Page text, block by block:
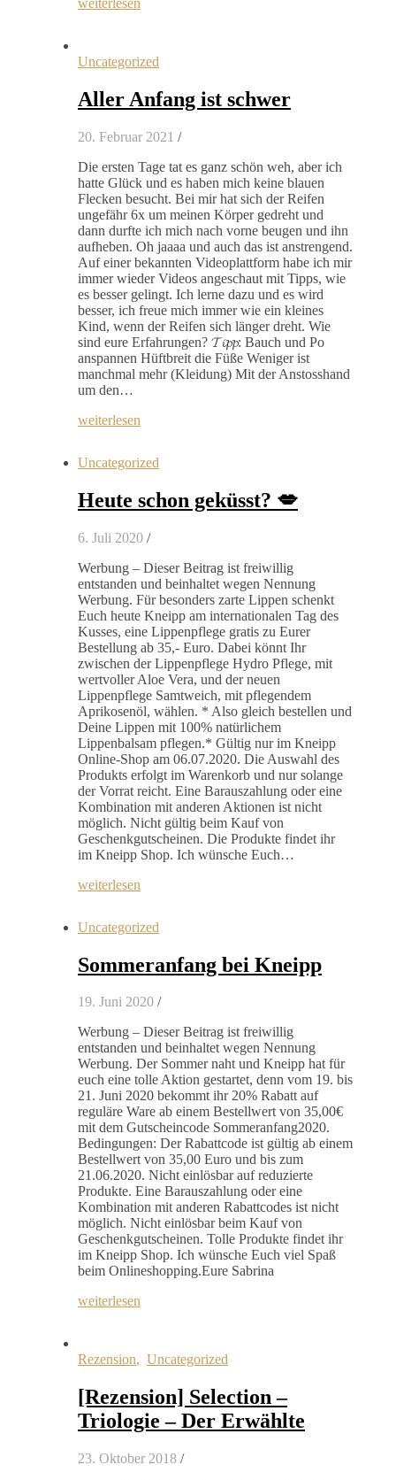
weiterlesen
Uncategorized
Aller Anfang ist schwer
20. Februar 2021 /
Die ersten Tage tat es ganz schön weh, aber ich
hatte Glück und es haben mich keine blauen
Flecken besucht. Bei mir hat sich der Reifen
ungefähr 6x um meinen Körper gedreht und
dann durfte ich mich nach vorne beugen und ihn
aufheben. Oh jaaaa und auch das ist anstrengend.
Auf einer bekannten Videoplattform habe ich mir
immer wieder Videos angeschaut mit Tipps, wie
es besser gelingt. Ich lerne dazu und es wird
besser, ich freue mich immer wie ein kleines
Kind, wenn der Reifen sich länger dreht. Wie
sind eure Erfahrungen? 𝓣𝓲𝓹𝓹: Bauch und Po
anspannen Hüftbreit die Füße Weniger ist
manchmal mehr (Kleidung) Mit der Anstosshand
um den…
weiterlesen
Uncategorized
Heute schon geküsst? 💋
6. Juli 2020 /
Werbung – Dieser Beitrag ist freiwillig
entstanden und beinhaltet wegen Nennung
Werbung. Für besonders zarte Lippen schenkt
Euch heute Kneipp am internationalen Tag des
Kusses, eine Lippenpflege gratis zu Eurer
Bestellung ab 35,- Euro. Dabei könnt Ihr
zwischen der Lippenpflege Hydro Pflege, mit
wertvoller Aloe Vera, und der neuen
Lippenpflege Samtweich, mit pflegendem
Aprikosenöl, wählen. * Also gleich bestellen und
Deine Lippen mit 100% natürlichem
Lippenbalsam pflegen.* Gültig nur im Kneipp
Online-Shop am 06.07.2020. Die Auswahl des
Produkts erfolgt im Warenkorb und nur solange
der Vorrat reicht. Eine Barauszahlung oder eine
Kombination mit anderen Aktionen ist nicht
möglich. Nicht gültig beim Kauf von
Geschenkgutscheinen. Die Produkte findet ihr
im Kneipp Shop. Ich wünsche Euch…
weiterlesen
Uncategorized
Sommeranfang bei Kneipp
19. Juni 2020 /
Werbung – Dieser Beitrag ist freiwillig
entstanden und beinhaltet wegen Nennung
Werbung. Der Sommer naht und Kneipp hat für
euch eine tolle Aktion gestartet, denn vom 19. bis
21. Juni 2020 bekommt ihr 20% Rabatt auf
reguläre Ware ab einem Bestellwert von 35,00€
mit dem Gutscheincode Sommeranfang2020.
Bedingungen: Der Rabattcode ist gültig ab einem
Bestellwert von 35,00 Euro und bis zum
21.06.2020. Nicht einlösbar auf reduzierte
Produkte. Eine Barauszahlung oder eine
Kombination mit anderen Rabattcodes ist nicht
möglich. Nicht einlösbar beim Kauf von
Geschenkgutscheinen. Tolle Produkte findet ihr
im Kneipp Shop. Ich wünsche Euch viel Spaß
beim Onlineshopping.Eure Sabrina
weiterlesen
Rezension, Uncategorized
[Rezension] Selection –
Triologie – Der Erwählte
23. Oktober 2018 /